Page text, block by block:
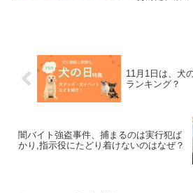
11月1日は、犬
ランキング？
闇バイト強盗事件、捕まるのは実行犯ば
かり,指示役にたどり着けないのはなぜ？